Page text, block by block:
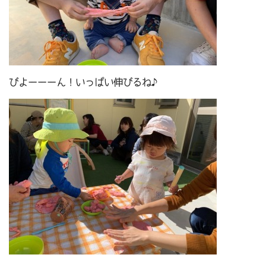
びよーーーん！いっぱい伸びるね♪